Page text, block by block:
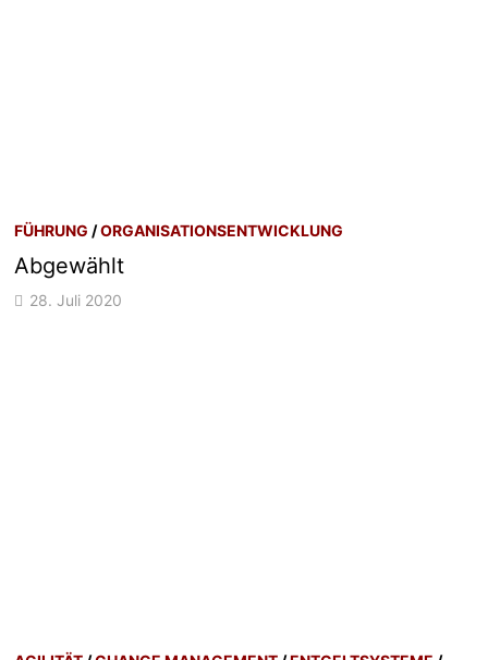
FÜHRUNG /ORGANISATIONSENTWICKLUNG
Abgewählt
28. Juli 2020